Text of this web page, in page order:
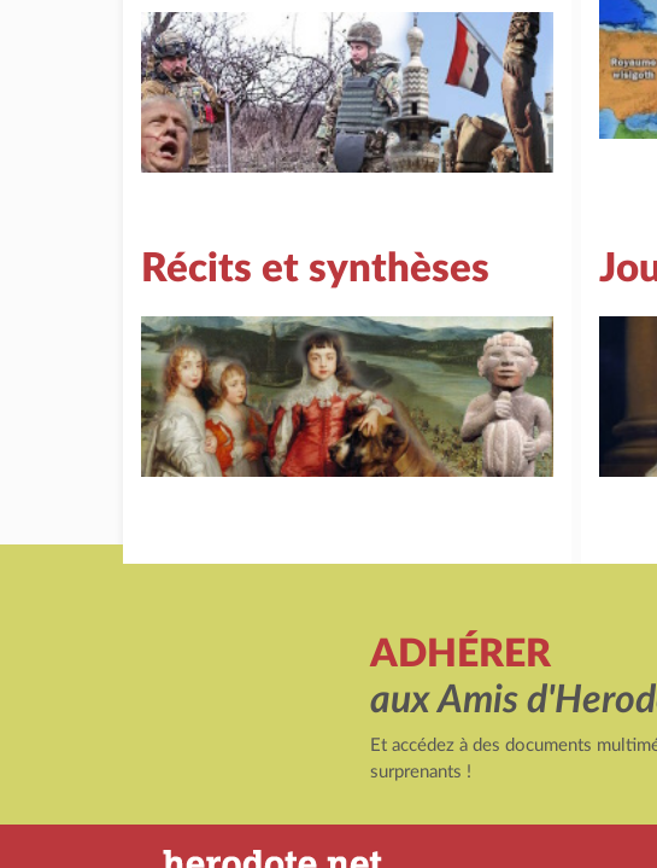
Récits et synthèses
ADHÉRER
aux Amis
Et accédez à des documents
surprenants !